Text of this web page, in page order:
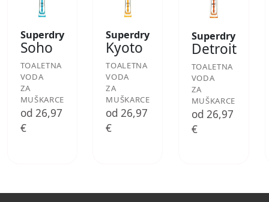
Superdry
Soho
TOALETNA
VODA
ZA
MUŠKARCE
od 26,97
€
Superdry
Kyoto
TOALETNA
VODA
ZA
MUŠKARCE
od 26,97
€
Superdry
Detroit
TOALETNA
VODA
ZA
MUŠKARCE
od 26,97
€